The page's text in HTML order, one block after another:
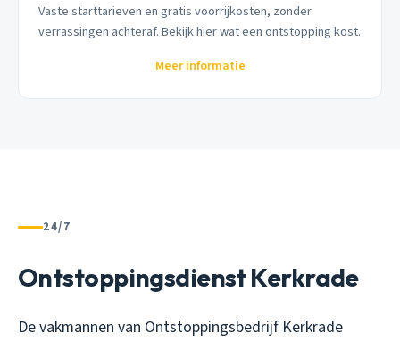
Vaste starttarieven en gratis voorrijkosten, zonder
verrassingen achteraf. Bekijk hier wat een ontstopping kost.
Meer informatie
24/7
Ontstoppingsdienst Kerkrade
De vakmannen van Ontstoppingsbedrijf Kerkrade